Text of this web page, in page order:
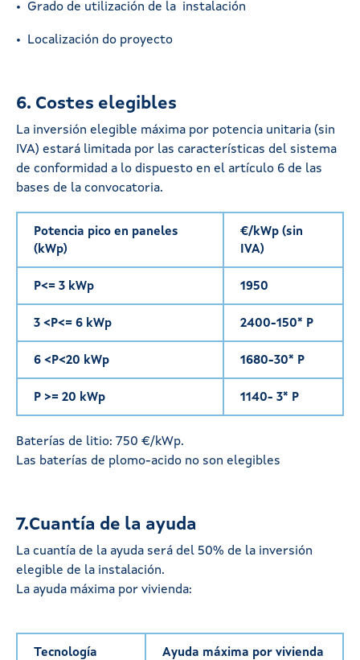
• Grado de utilización de la instalación
• Localización do proyecto
6. Costes elegibles
La inversión elegible máxima por potencia unitaria (sin
IVA) estará limitada por las características del sistema
de conformidad a lo dispuesto en el artículo 6 de las
bases de la convocatoria.
Potencia pico en paneles
(kWp)
€/kWp (sin
IVA)
P<= 3 kWp 1950
3 <P<= 6 kWp 2400-150* P
6 <P<20 kWp 1680-30* P
P >= 20 kWp 1140- 3* P
Baterías de litio: 750 €/kWp.
Las baterías de plomo-acido no son elegibles
7.Cuantía de la ayuda
La cuantía de la ayuda será del 50% de la inversión
elegible de la instalación.
La ayuda máxima por vivienda:
Tecnología Ayuda máxima por vivienda